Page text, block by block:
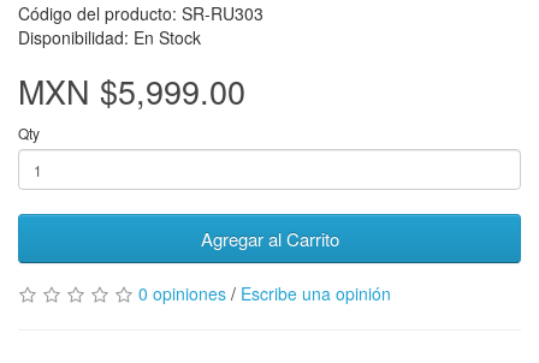
Código del producto: SR-RU303
Disponibilidad: En Stock
MXN $5,999.00
Qty
Agregar al Carrito
0 opiniones / Escribe una opinión